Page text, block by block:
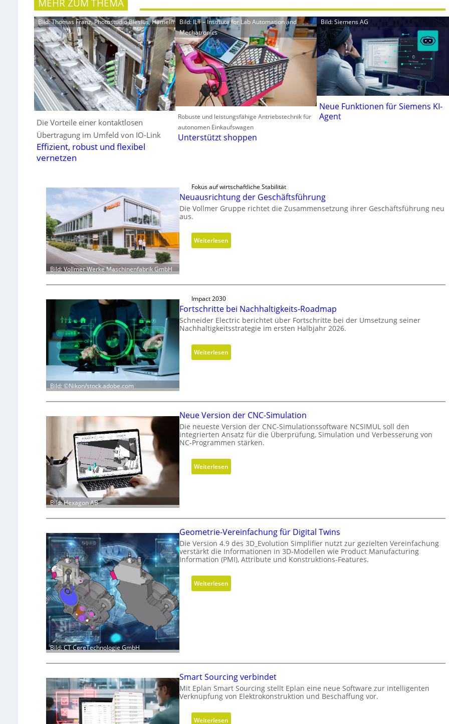
MEHR ZUM THEMA
Bild: Thomas Franz, Photostudio Blesius, Hameln
Die Vorteile einer kontaktlosen
Übertragung im Umfeld von IO-Link
Effizient, robust und flexibel
vernetzen
Bild: ILT – Institute for Lab Automation and
Mechatronics
Robuste und leistungsfähige Antriebstechnik für
autonomen Einkaufswagen
Unterstützt shoppen
Bild: Siemens AG
Neue Funktionen für Siemens KI-
Agent
Bild: Vollmer Werke Maschinenfabrik GmbH
Fokus auf wirtschaftliche Stabilität
Neuausrichtung der Geschäftsführung
Die Vollmer Gruppe richtet die Zusammensetzung ihrer Geschäftsführung neu
aus.
Weiterlesen
N
r
i
h
r
G
e
c
h
ü
h
r
n
Bild: ©Nikon/stock.adobe.com
Impact 2030
Fortschritte bei Nachhaltigkeits-Roadmap
Schneider Electric berichtet über Fortschritte bei der Umsetzung seiner
Nachhaltigkeitsstrategie im ersten Halbjahr 2026.
Weiterlesen
F
s
c
h
r
i
t
N
a
c
h
h
t
-
R
o
Bild: Hexagon AB
Neue Version der CNC-Simulation
Die neueste Version der CNC-Simulationssoftware NCSIMUL soll den
integrierten Ansatz für die Überprüfung, Simulation und Verbesserung von
NC-Programmen stärken.
Weiterlesen
N
V
e
r
s
i
d
S
i
m
u
Bild: CT CoreTechnologie GmbH
Geometrie-Vereinfachung für Digital Twins
Die Version 4.9 des 3D_Evolution Simplifier nutzt zur gezielten Vereinfachung
verstärkt die Informationen in 3D-Modellen wie Product Manufacturing
Information (PMI), Attribute und Konstruktions-Features.
Weiterlesen
G
e
-
V
Smart Sourcing verbindet
Mit Eplan Smart Sourcing stellt Eplan eine neue Software zur intelligenten
Verknüpfung von Elektrokonstruktion und Beschaffung vor.
Weiterlesen